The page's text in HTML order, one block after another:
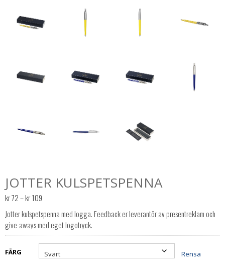
JOTTER KULSPETSPENNA
kr72–kr109
till
kr 109
Jotter kulspetspenna med logga. Feedback er leverantör av presentreklam och
give-aways med eget logotryck.
FÄRG Rensa